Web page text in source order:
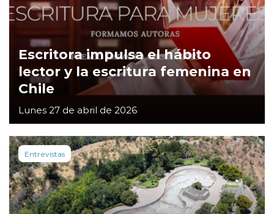
Escritora impulsa el hábito
lector y la escritura femenina en
Chile
Lunes 27 de abril de 2026
Entrevistas